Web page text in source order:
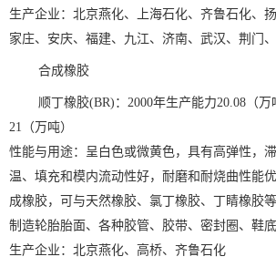
生产企业：北京燕化、上海石化、齐鲁石化、
家庄、安庆、福建、九江、济南、武汉、荆门
合成橡胶
顺丁橡胶(BR)：2000年生产能力20.08（万
21（万吨）
性能与用途：呈白色或微黄色，具有高弹性，
温、填充和模内流动性好，耐磨和耐烧曲性能
成橡胶，可与天然橡胶、氯丁橡胶、丁睛橡胶
制造轮胎胎面、各种胶管、胶带、密封圈、鞋
生产企业：北京燕化、高桥、齐鲁石化